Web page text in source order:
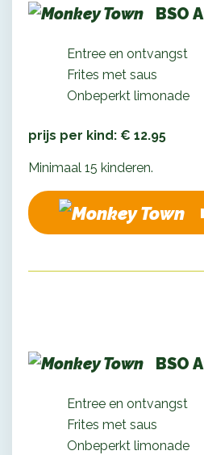
BSO
Entree en ontvangst
Frites met saus
Onbeperkt limonade
prijs per kind: € 12.95
Minimaal 15 kinderen.
BSO
Entree en ontvangst
Frites met saus
Onbeperkt limonade